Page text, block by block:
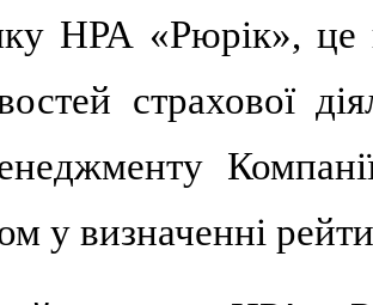
НРА «Рюрік», це
страхової
у визначенні